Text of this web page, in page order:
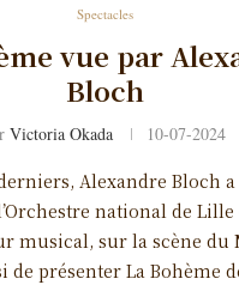
Spectacles
vue par
Bloch
Victoria Okada 10-07-2024
Alexandre Bloch
national de Lille
musical, sur la scène du
de présenter La Bohème